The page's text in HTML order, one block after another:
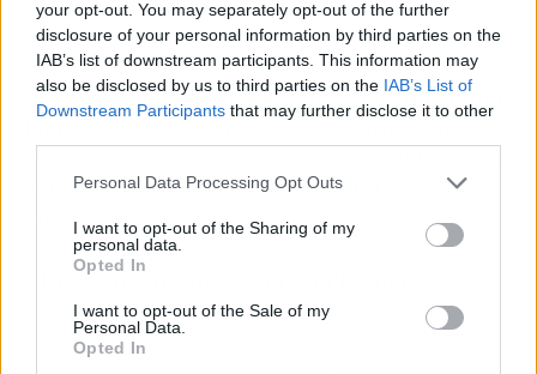
your opt-out. You may separately opt-out of the further
disclosure of your personal information by third parties on the
IAB’s list of downstream participants. This information may
also be disclosed by us to third parties on the IAB’s List of
Downstream Participants that may further disclose it to other
Personal Data Processing Opt Outs
I want to opt-out of the Sharing of my
personal data.
Opted In
I want to opt-out of the Sale of my
Personal Data.
Opted In
porque es lo más accesible.
Sea como sea, vuelve a ser un chollo que pinta
. El plazo de solicitud suele abrirse en
a través de la app del Bono Cultural. Avisados
quedáis.
El resumen para vagos (TL;DR)
¿Qué ha pasado?
El Consejo de Ministros renueva el Bono
Cultural Joven 2026 con 400 euros y aprueba el Cine Sénior a 2